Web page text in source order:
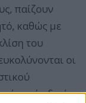
παίζουν
καθώς με
του
οι
ρινίτιδα ή